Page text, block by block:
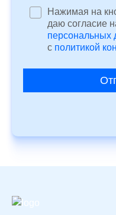
Нажимая на
даю согласие
персональных
c политикой